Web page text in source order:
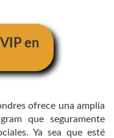
en
ofrece una amplia
que seguramente
Ya sea que esté